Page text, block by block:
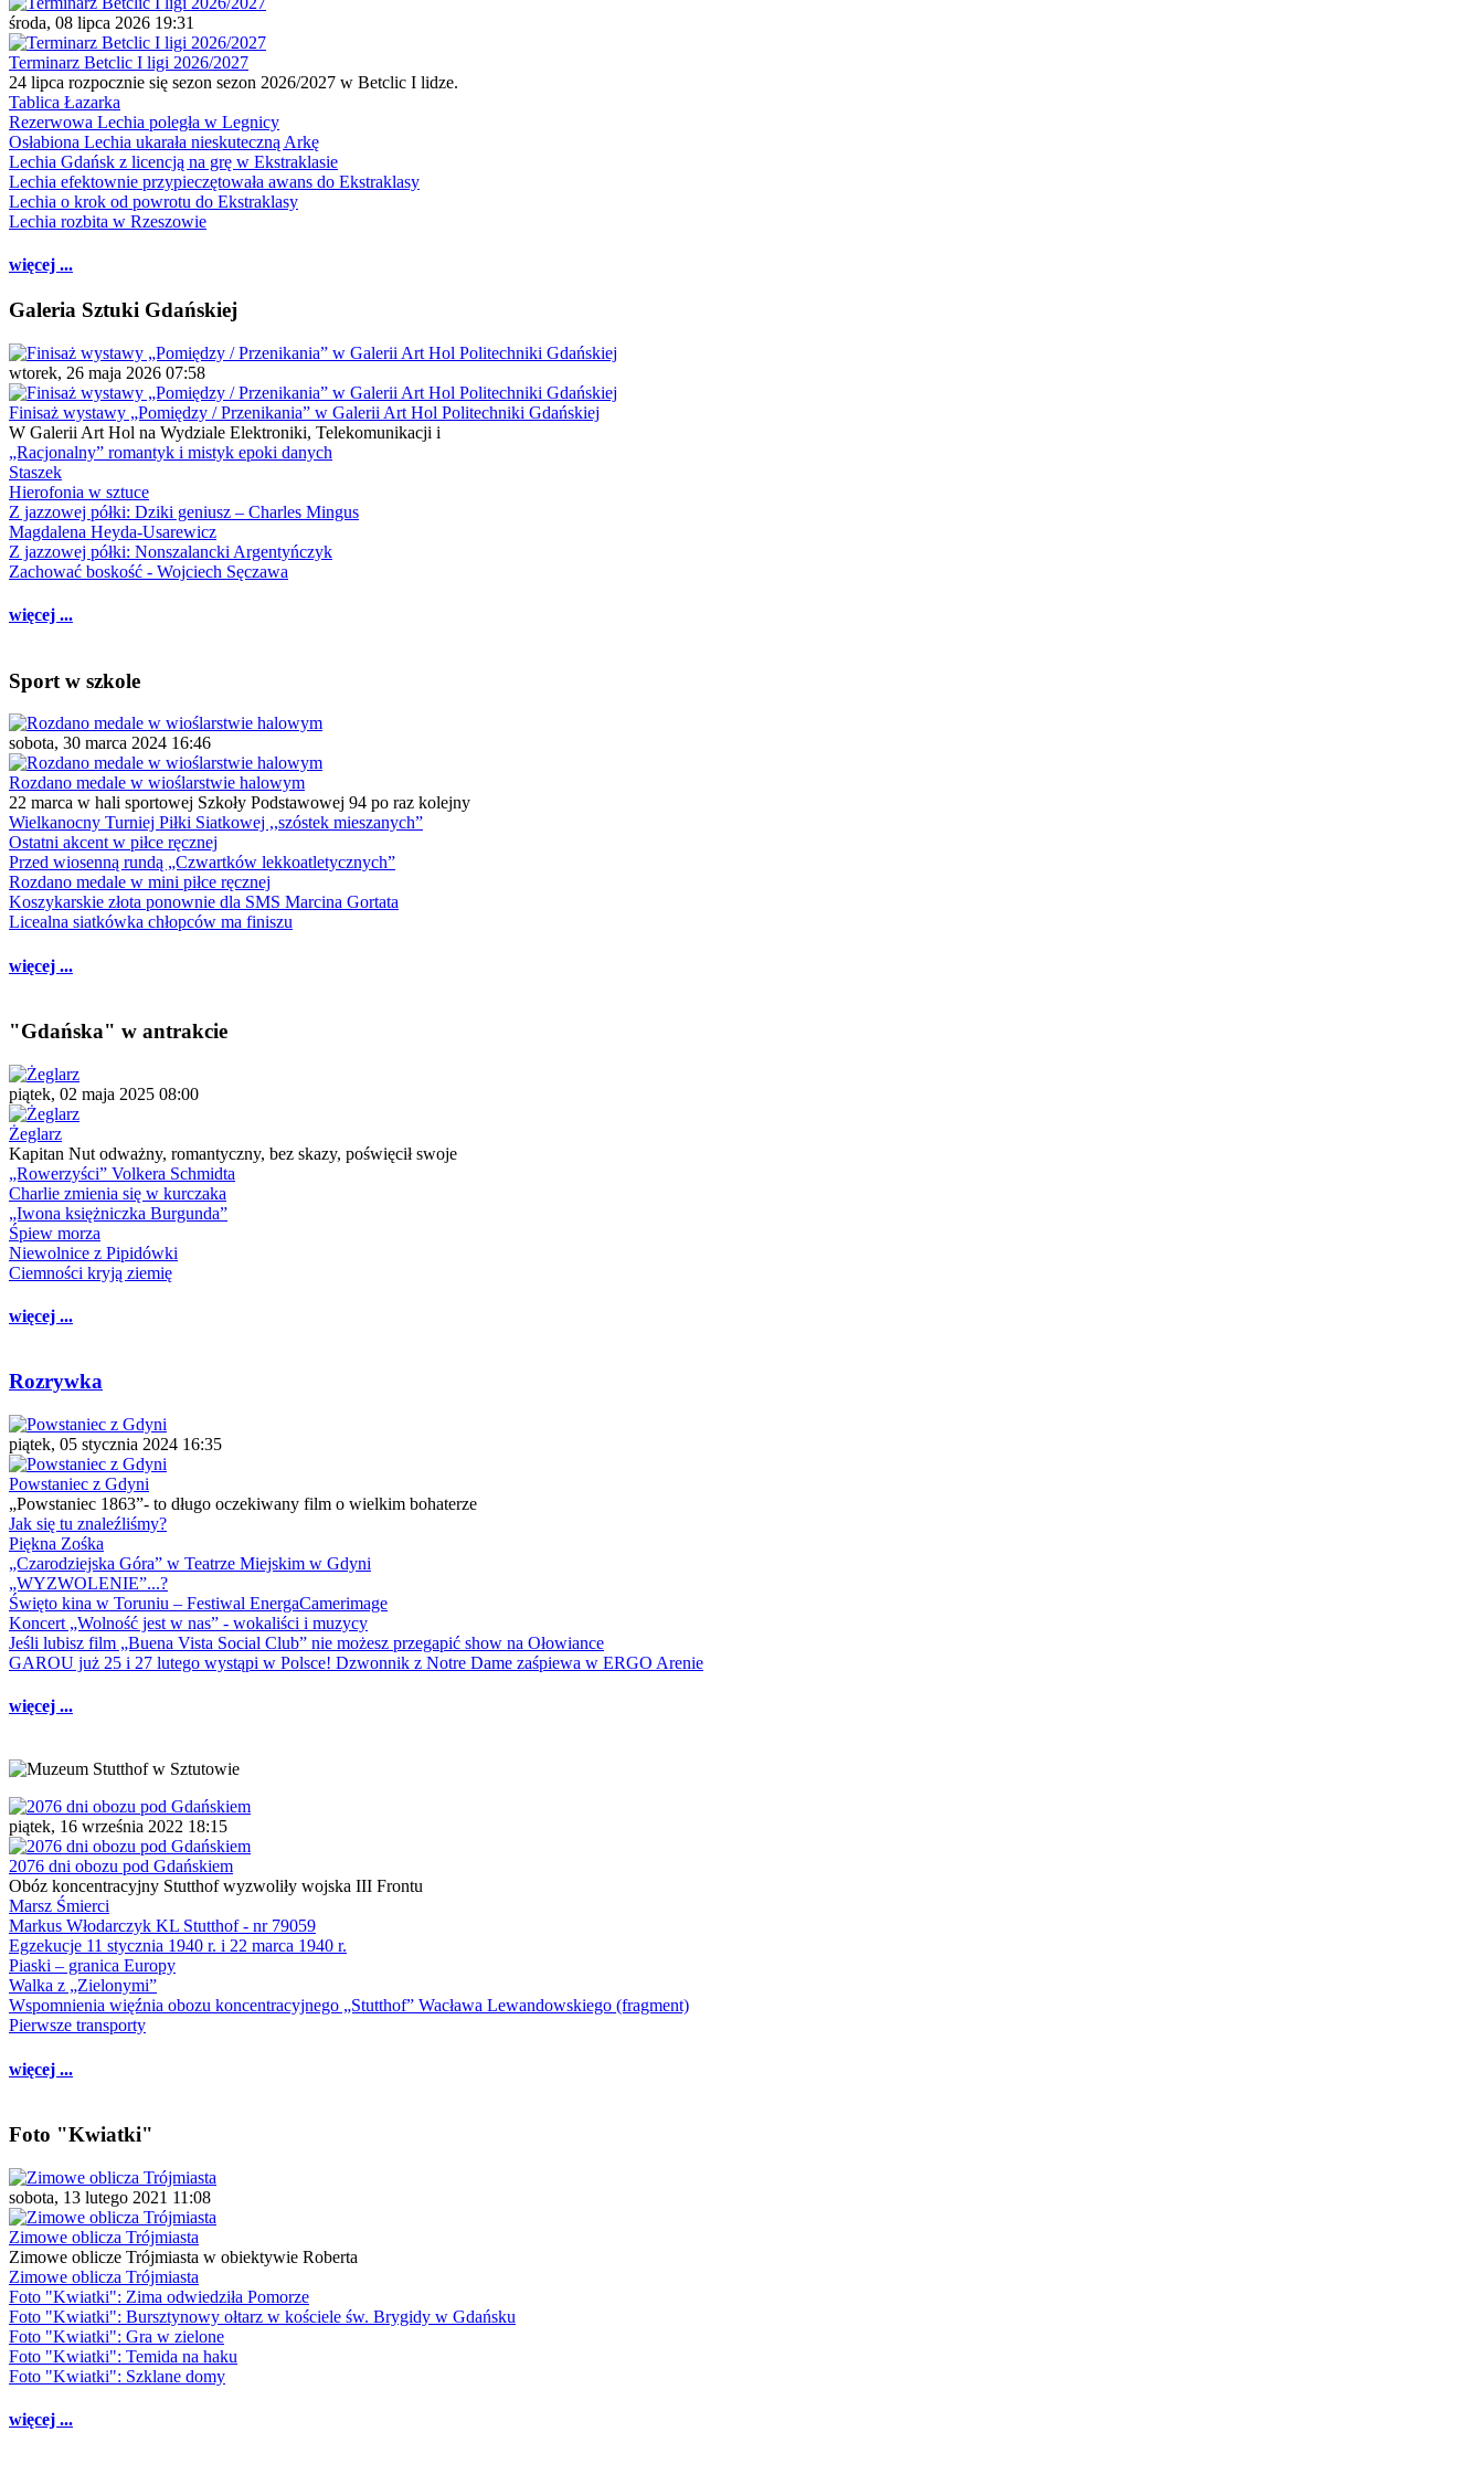
środa, 08 lipca 2026 19:31
Terminarz Betclic I ligi 2026/2027
24 lipca rozpocznie się sezon sezon 2026/2027 w Betclic I lidze.
Tablica Łazarka
Rezerwowa Lechia poległa w Legnicy
Osłabiona Lechia ukarała nieskuteczną Arkę
Lechia Gdańsk z licencją na grę w Ekstraklasie
Lechia efektownie przypieczętowała awans do Ekstraklasy
Lechia o krok od powrotu do Ekstraklasy
Lechia rozbita w Rzeszowie
więcej ...
Galeria Sztuki Gdańskiej
wtorek, 26 maja 2026 07:58
Finisaż wystawy „Pomiędzy / Przenikania” w Galerii Art Hol Politechniki Gdańskiej
W Galerii Art Hol na Wydziale Elektroniki, Telekomunikacji i
„Racjonalny” romantyk i mistyk epoki danych
Staszek
Hierofonia w sztuce
Z jazzowej półki: Dziki geniusz – Charles Mingus
Magdalena Heyda-Usarewicz
Z jazzowej półki: Nonszalancki Argentyńczyk
Zachować boskość - Wojciech Sęczawa
więcej ...
Sport w szkole
sobota, 30 marca 2024 16:46
Rozdano medale w wioślarstwie halowym
22 marca w hali sportowej Szkoły Podstawowej 94 po raz kolejny
Wielkanocny Turniej Piłki Siatkowej ,,szóstek mieszanych”
Ostatni akcent w piłce ręcznej
Przed wiosenną rundą „Czwartków lekkoatletycznych”
Rozdano medale w mini piłce ręcznej
Koszykarskie złota ponownie dla SMS Marcina Gortata
Licealna siatkówka chłopców ma finiszu
więcej ...
"Gdańska" w antrakcie
piątek, 02 maja 2025 08:00
Żeglarz
Kapitan Nut odważny, romantyczny, bez skazy, poświęcił swoje
„Rowerzyści” Volkera Schmidta
Charlie zmienia się w kurczaka
„Iwona księżniczka Burgunda”
Śpiew morza
Niewolnice z Pipidówki
Ciemności kryją ziemię
więcej ...
Rozrywka
piątek, 05 stycznia 2024 16:35
Powstaniec z Gdyni
„Powstaniec 1863”- to długo oczekiwany film o wielkim bohaterze
Jak się tu znaleźliśmy?
Piękna Zośka
„Czarodziejska Góra” w Teatrze Miejskim w Gdyni
„WYZWOLENIE”...?
Święto kina w Toruniu – Festiwal EnergaCamerimage
Koncert „Wolność jest w nas” - wokaliści i muzycy
Jeśli lubisz film „Buena Vista Social Club” nie możesz przegapić show na Ołowiance
GAROU już 25 i 27 lutego wystąpi w Polsce! Dzwonnik z Notre Dame zaśpiewa w ERGO Arenie
więcej ...
piątek, 16 września 2022 18:15
2076 dni obozu pod Gdańskiem
Obóz koncentracyjny Stutthof wyzwoliły wojska III Frontu
Marsz Śmierci
Markus Włodarczyk KL Stutthof - nr 79059
Egzekucje 11 stycznia 1940 r. i 22 marca 1940 r.
Piaski – granica Europy
Walka z „Zielonymi”
Wspomnienia więźnia obozu koncentracyjnego „Stutthof” Wacława Lewandowskiego (fragment)
Pierwsze transporty
więcej ...
Foto "Kwiatki"
sobota, 13 lutego 2021 11:08
Zimowe oblicza Trójmiasta
Zimowe oblicze Trójmiasta w obiektywie Roberta
Zimowe oblicza Trójmiasta
Foto "Kwiatki": Zima odwiedziła Pomorze
Foto "Kwiatki": Bursztynowy ołtarz w kościele św. Brygidy w Gdańsku
Foto "Kwiatki": Gra w zielone
Foto "Kwiatki": Temida na haku
Foto "Kwiatki": Szklane domy
więcej ...